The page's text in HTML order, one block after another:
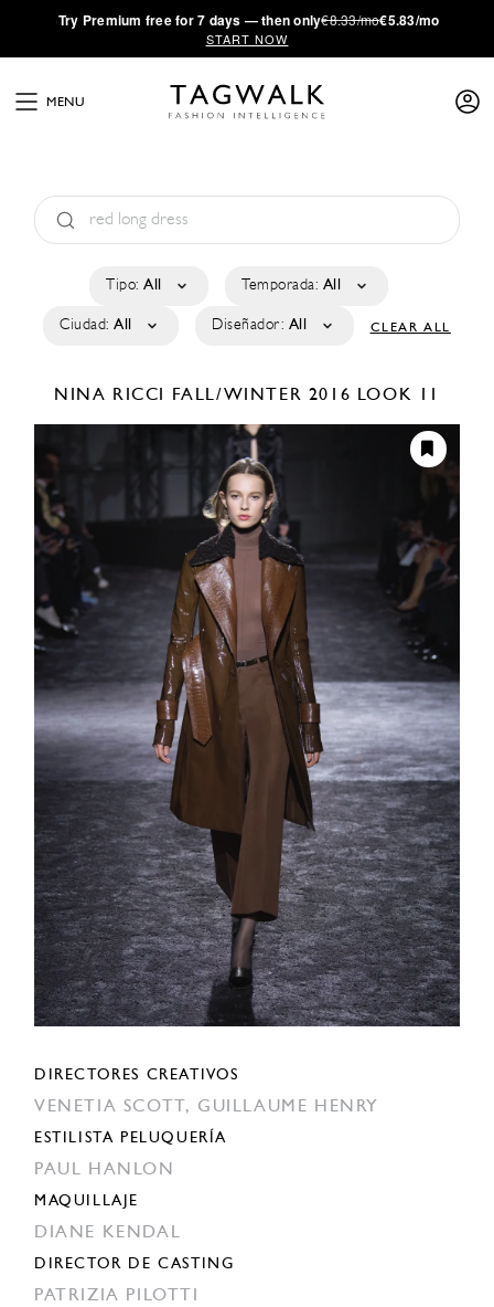
·Try Premium free for 7 days — then only€8.33/mo€5.83/mo
START NOW
MENU
Tipo: All Temporada: All
Ciudad: All Diseñador: All CLEAR ALL
NINA RICCI FALL/WINTER 2016 LOOK 11
DIRECTORES CREATIVOS
VENETIA SCOTT, GUILLAUME HENRY
ESTILISTA PELUQUERÍA
PAUL HANLON
MAQUILLAJE
DIANE KENDAL
DIRECTOR DE CASTING
PATRIZIA PILOTTI